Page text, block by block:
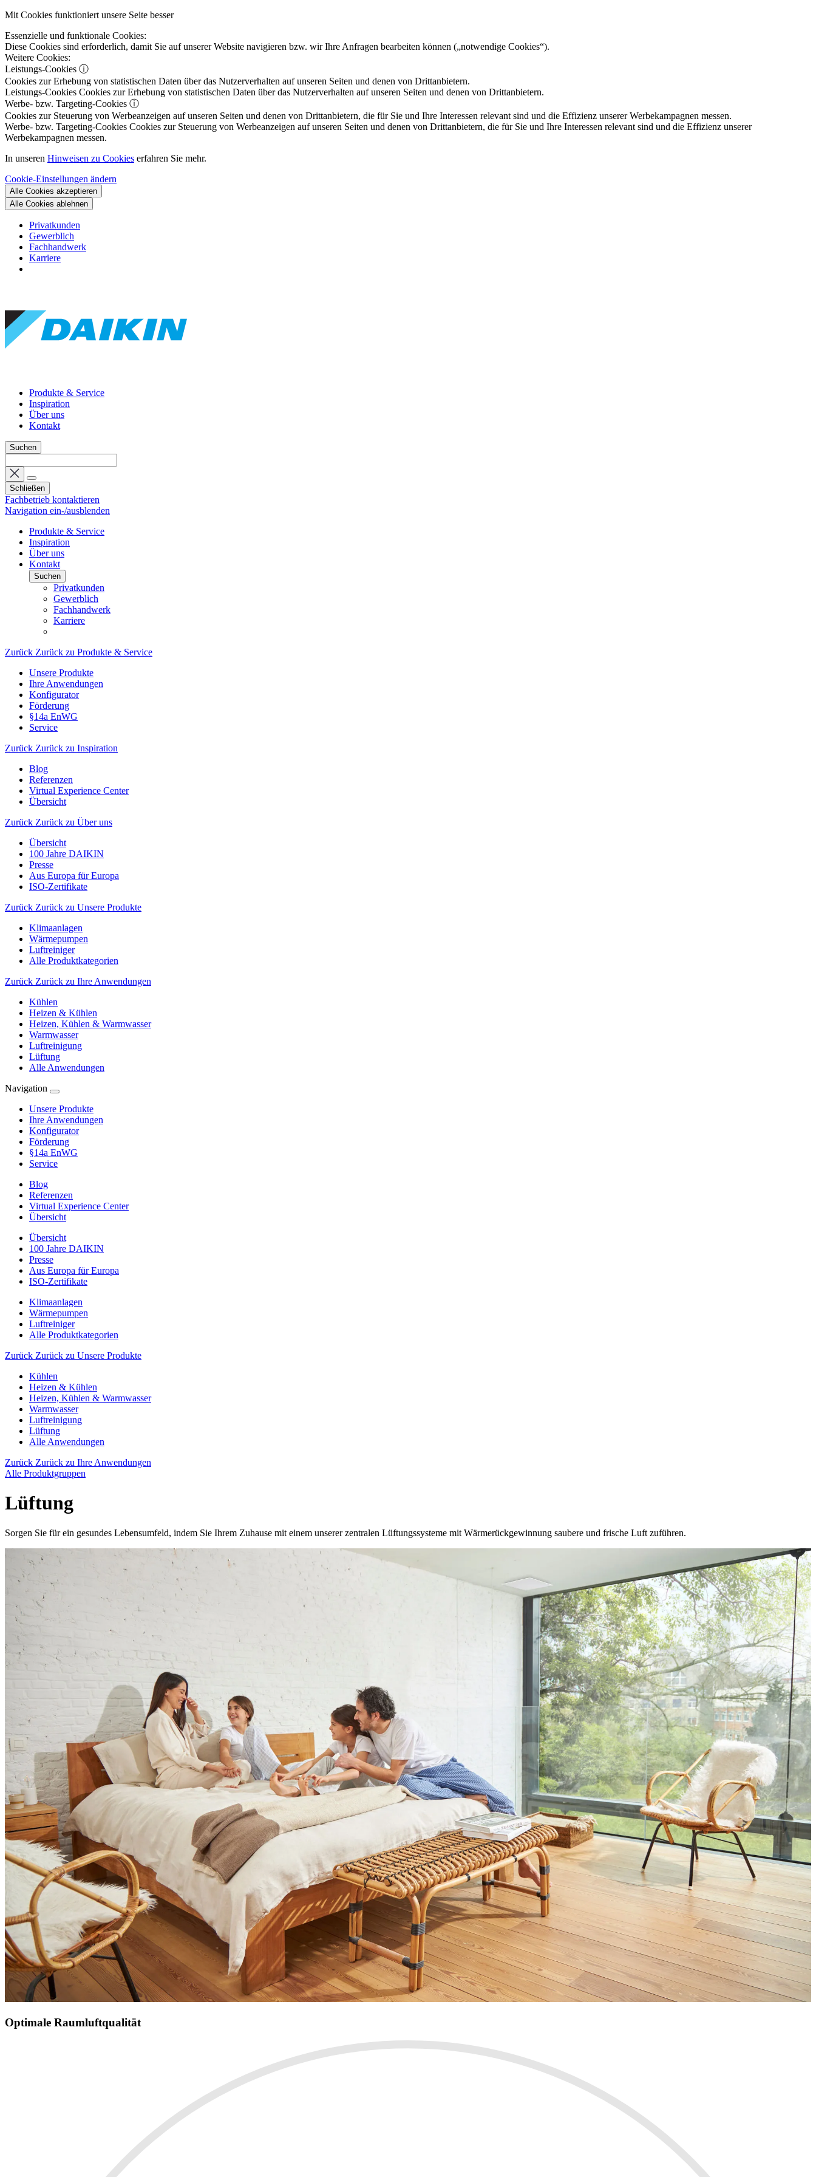
Mit Cookies funktioniert unsere Seite besser
Essenzielle und funktionale Cookies:
Diese Cookies sind erforderlich, damit Sie auf unserer Website navigieren bzw. wir Ihre Anfragen bearbeiten können („notwendige Cookies“).
Weitere Cookies:
Leistungs-Cookies ⓘ
Cookies zur Erhebung von statistischen Daten über das Nutzerverhalten auf unseren Seiten und denen von Drittanbietern.
Leistungs-Cookies Cookies zur Erhebung von statistischen Daten über das Nutzerverhalten auf unseren Seiten und denen von Drittanbietern.
Werbe- bzw. Targeting-Cookies ⓘ
Cookies zur Steuerung von Werbeanzeigen auf unseren Seiten und denen von Drittanbietern, die für Sie und Ihre Interessen relevant sind und die Effizienz unserer Werbekampagnen messen.
Werbe- bzw. Targeting-Cookies Cookies zur Steuerung von Werbeanzeigen auf unseren Seiten und denen von Drittanbietern, die für Sie und Ihre Interessen relevant sind und die Effizienz unserer
Werbekampagnen messen.
In unseren Hinweisen zu Cookies erfahren Sie mehr.
Cookie-Einstellungen ändern
Alle Cookies akzeptieren
Alle Cookies ablehnen
Privatkunden
Gewerblich
Fachhandwerk
Karriere
Produkte & Service
Inspiration
Über uns
Kontakt
Suchen
Schließen
Fachbetrieb kontaktieren
Navigation ein-/ausblenden
Produkte & Service
Inspiration
Über uns
Kontakt
Suchen
Privatkunden
Gewerblich
Fachhandwerk
Karriere
Zurück Zurück zu Produkte & Service
Unsere Produkte
Ihre Anwendungen
Konfigurator
Förderung
§14a EnWG
Service
Zurück Zurück zu Inspiration
Blog
Referenzen
Virtual Experience Center
Übersicht
Zurück Zurück zu Über uns
Übersicht
100 Jahre DAIKIN
Presse
Aus Europa für Europa
ISO-Zertifikate
Zurück Zurück zu Unsere Produkte
Klimaanlagen
Wärmepumpen
Luftreiniger
Alle Produktkategorien
Zurück Zurück zu Ihre Anwendungen
Kühlen
Heizen & Kühlen
Heizen, Kühlen & Warmwasser
Warmwasser
Luftreinigung
Lüftung
Alle Anwendungen
Navigation
Unsere Produkte
Ihre Anwendungen
Konfigurator
Förderung
§14a EnWG
Service
Blog
Referenzen
Virtual Experience Center
Übersicht
Übersicht
100 Jahre DAIKIN
Presse
Aus Europa für Europa
ISO-Zertifikate
Klimaanlagen
Wärmepumpen
Luftreiniger
Alle Produktkategorien
Zurück Zurück zu Unsere Produkte
Kühlen
Heizen & Kühlen
Heizen, Kühlen & Warmwasser
Warmwasser
Luftreinigung
Lüftung
Alle Anwendungen
Zurück Zurück zu Ihre Anwendungen
Alle Produktgruppen
Lüftung
Sorgen Sie für ein gesundes Lebensumfeld, indem Sie Ihrem Zuhause mit einem unserer zentralen Lüftungssysteme mit Wärmerückgewinnung saubere und frische Luft zuführen.
Optimale Raumluftqualität